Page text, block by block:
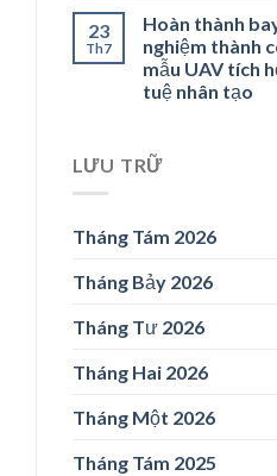
23
Th7
Hoàn thành
nghiệm thành
mẫu UAV tích
tuệ nhân tạo
LƯU TRỮ
Tháng Tám 2026
Tháng Bảy 2026
Tháng Tư 2026
Tháng Hai 2026
Tháng Một 2026
Tháng Tám 2025